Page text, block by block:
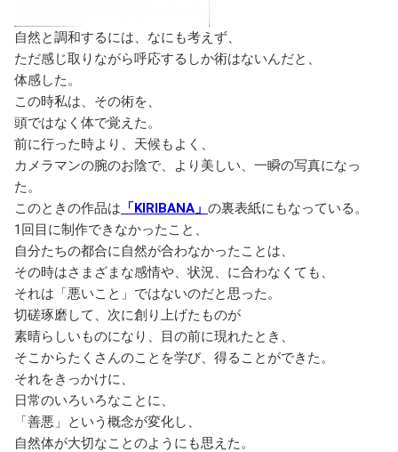
自然と調和するには、なにも考えず、
ただ感じ取りながら呼応するしか術はないんだと、
体感した。
この時私は、その術を、
頭ではなく体で覚えた。
前に行った時より、天候もよく、
カメラマンの腕のお陰で、より美しい、一瞬の写真になっ
た。
このときの作品は 「KIRIBANA」 の裏表紙にもなっている。
1回目に制作できなかったこと、
自分たちの都合に自然が合わなかったことは、
その時はさまざまな感情や、状況、に合わなくても、
それは「悪いこと」ではないのだと思った。
切磋琢磨して、次に創り上げたものが
素晴らしいものになり、目の前に現れたとき、
そこからたくさんのことを学び、得ることができた。
それをきっかけに、
日常のいろいろなことに、
「善悪」という概念が変化し、
自然体が大切なことのようにも思えた。